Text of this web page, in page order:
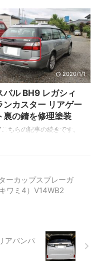
狭くすることでコスパの良
修理をさせて頂きました。
理方 ...
けやすい、左後ろ側の修理
ご依頼です。 それではビフ
ー・アフターを見ていきま
ょう！ 修理する車はホンダ
▲軽自動車の人気車
、NBOXです！ 左後ろの損
を確認！ ▲このようにキズ
あります。 一部錆が発生し
います。 塗装風景 ▲キズ
修理して塗装後の画像で
。 ▲リアバンパーは取り外
て修理塗装。 【動画】塗装
2020/1/1
バル BH9 レガシィ
ンカスター リアゲー
裏の錆を修理塗装
ちらの記事の続きです。
ングに亀裂が入り錆が進行
ています。 ▲分かりづらい
すので修理ですがオーナー
んが応急処置済みです。 ▲
じくシーリングの隙間から
ーカップスプレーガ
ワミ4）V14WB2
アバンパ